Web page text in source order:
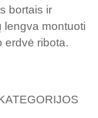
bortais ir
lengva montuoti
erdvė ribota.